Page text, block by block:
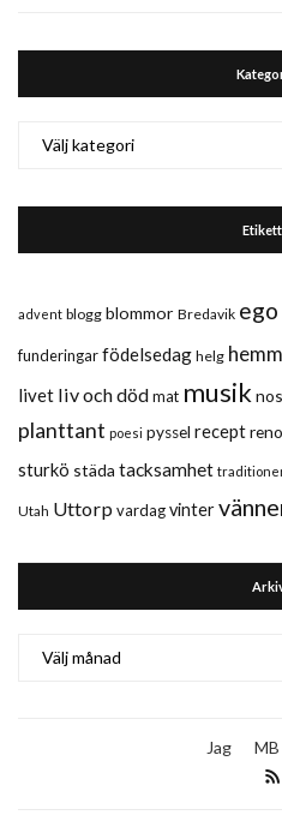
advent blogg blommor Bredavik ego
funderingarfödelsedag helg
livet liv och dödmat musik
planttant poesi pyssel recept
sturkö städa tacksamhet
Utah Uttorp vardagvinter
Jag